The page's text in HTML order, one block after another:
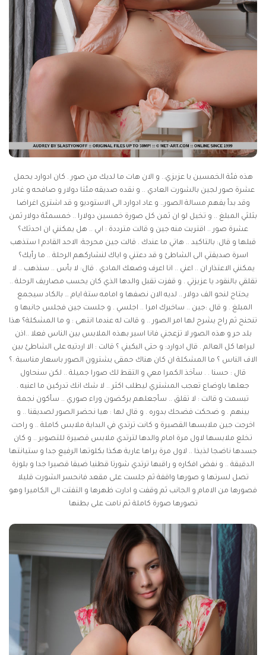
هذه فئة الخمسين يا عزيزي.. و الان هات ما لديك من صور . كان ادوارد يحمل
عشرة صور لجين بالشورت العادي .. و نقده صديقه مئتا دولار و صافحه و غادر
وقد بدأ يفهم مسالة الصور.. و عاد ادوارد الى الاستوديو و قد اشترى اغراضا
بثلثي المبلغ .. و تخيل لو ان ثمن كل صورة خمسين دولارا .. خمسمئة دولار ثمن
عشرة صور .. اقتربت منه جين و قالت مترددة : ابي .. هل يمكنني ان احدثك؟
قبلها و قال: بالتاكيد .. هاتي ما عندك . قالت جين محرجة: الاحد القادم ا ستذهب
اسرة صديقتي الى الشاطئ و قد دعتني و اياك لنشاركهم الرحلة .. ما رأيك؟
يمكنني الاعتذار ان .. اعني .. انا اعرف وضعك المادي . قال: لا بأس .. سنذهب .. لا
تقلقي بالنقود يا عزيزتي . و قفزت تقبل والدها الذي كان يحسب مصاريف الرحلة ..
يحتاج لنحو الف دولار .. لديه الان نصفها و امامه ستة ايام … بالكاد سيجمع
المبلغ . و قال :جين .. ساخبرك امرا .. اجلسي . و جلست جين فجلس جانبها و
تنحنح ثم راح يشرح لها امر الصور .. و قالت له عندما انتهى : و ما المشكلة؟ هذا
بلد حر و هذه الصور لا تزعجني فانا اسير بهذه الملابس بين الناس فعلا ..اذن
ليراها كل العالم . قال ادوارد: و حتى البكيني ؟ قالت : الا اردتيه على الشاطئ بين
الاف الناس ؟ ما المشكلة ان كان هناك حمقى يشترون الصور باسعار مناسبة .؟
قال : حسنا . . سآخذ الكمرا معي و التقط لك صورا جميلة .. لكن سنحاول
جعلها باوضاع تعجب المشتري ليطلب اكثر .. لا شك انك تدركين ما اعنيه .
تبسمت و قالت : لا تقلق .. سأجعلهم يركضون وراء صوري .. سأكون نجمة
بينهم . و ضحكت فضحك بدوره . و قال لها : هيا نحضر الصور لصديقنا .. و
اخرجت جين ملابسها القصيرة و كانت ترتدي في البداية ملابس كاملة .. و راحت
تخلع ملابسها لاول مرة امام والدها لترتدي ملابس قصيرة للتصوير .. و كان
جسدها ناضجا لذيذا .. لاول مرة يراها عارية هكذا بكلوتها الرفيع جدا و ستيانتها
الدقيقة .. و نفض افكاره و راقبها ترتدي شورتا قطنيا ضيقا قصيرا جدا و بلوزة
تصل لسرتها و صورها واقفة ثم جلست على مقعد فانحسر الشورت قليلا
فصورها من الامام و الجانب ثم وقفت و ادارت ظهرها و التفتت الى الكاميرا وهو
تصورها صورة كاملة ثم نامت على بطنها